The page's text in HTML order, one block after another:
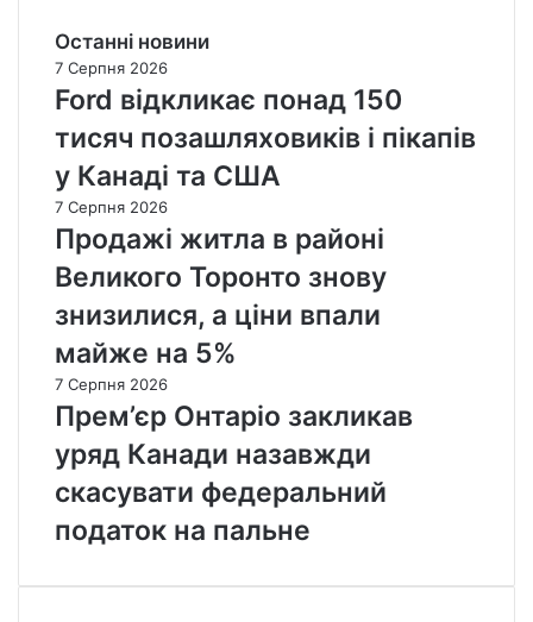
Останні новини
7 Серпня 2026
Ford відкликає понад 150
тисяч позашляховиків і пікапів
у Канаді та США
7 Серпня 2026
Продажі житла в районі
Великого Торонто знову
знизилися, а ціни впали
майже на 5%
7 Серпня 2026
Прем’єр Онтаріо закликав
уряд Канади назавжди
скасувати федеральний
податок на пальне